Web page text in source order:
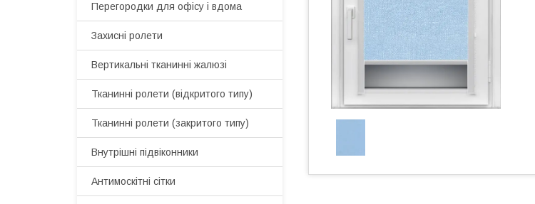
Перегородки для офісу і вдома
Захисні ролети
Вертикальні тканинні жалюзі
Тканинні ролети (відкритого типу)
Тканинні ролети (закритого типу)
Внутрішні підвіконники
Антимоскітні сітки